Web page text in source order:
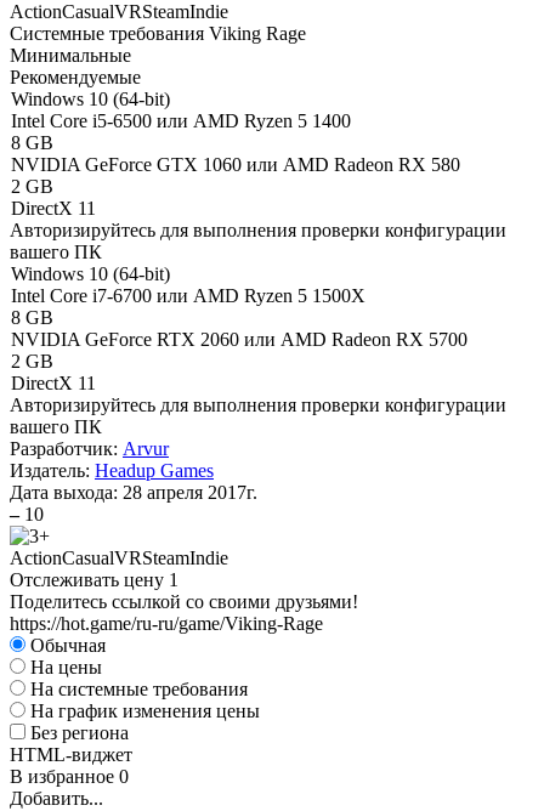
ActionCasualVRSteamIndie
Системные требования Viking Rage
Минимальные
Рекомендуемые
Windows 10 (64-bit)
Intel Core i5-6500 или AMD Ryzen 5 1400
8 GB
NVIDIA GeForce GTX 1060 или AMD Radeon RX 580
2 GB
DirectX 11
Авторизируйтесь для выполнения проверки конфигурации
вашего ПК
Windows 10 (64-bit)
Intel Core i7-6700 или AMD Ryzen 5 1500X
8 GB
NVIDIA GeForce RTX 2060 или AMD Radeon RX 5700
2 GB
DirectX 11
Авторизируйтесь для выполнения проверки конфигурации
вашего ПК
Разработчик: Arvur
Издатель: Headup Games
Дата выхода: 28 апреля 2017г.
– 10
ActionCasualVRSteamIndie
Отслеживать цену 1
Поделитесь ссылкой со своими друзьями!
https://hot.game/ru-ru/game/Viking-Rage
Обычная
На цены
На системные требования
На график изменения цены
Без региона
HTML-виджет
В избранное 0
Добавить...